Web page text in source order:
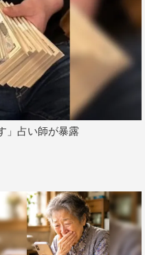
Turning Up』について
曲ができるっていうのは
締めるわけですから、
いなと思いますし、ダン
くれてたりとか、ミュー
」占い師が暴露